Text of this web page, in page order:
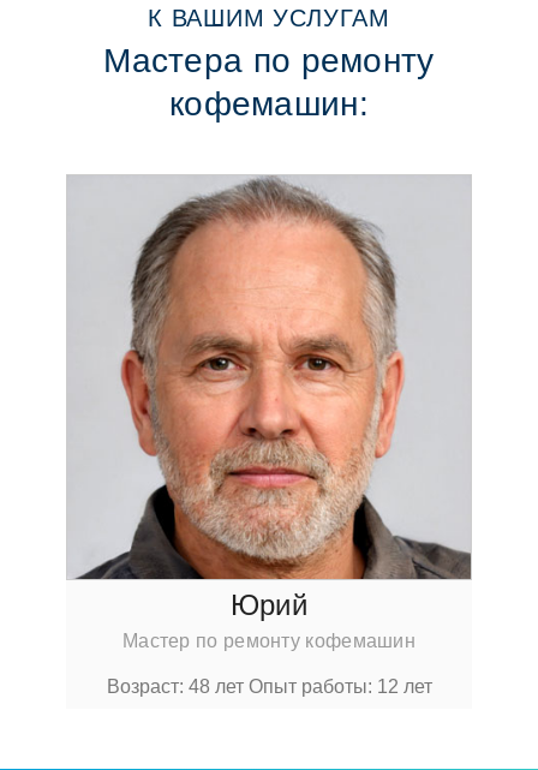
К ВАШИМ УСЛУГАМ
Мастера по ремонту
кофемашин:
Юрий
Мастер по ремонту кофемашин
Возраст: 48 летОпыт работы: 12 лет